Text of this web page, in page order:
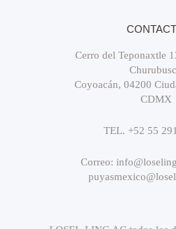
Cerro del Teponaxtle
Coyoacán, 04200
CDMX
TEL. +52 55
Correo: